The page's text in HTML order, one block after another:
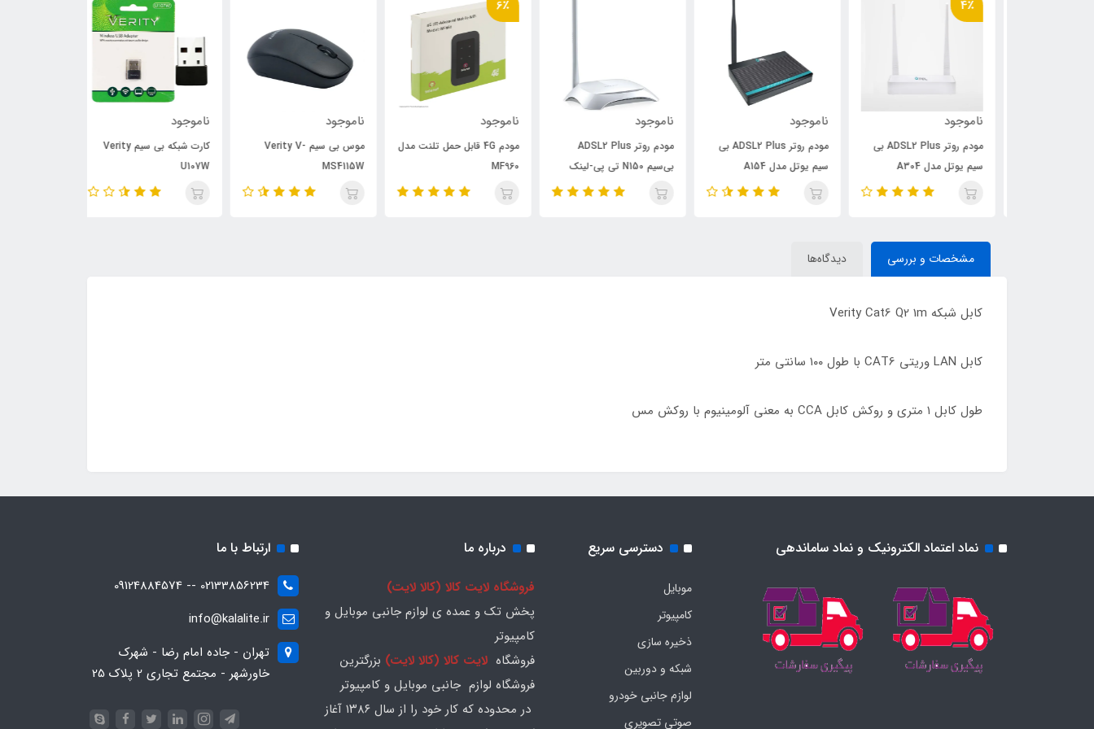
4٪
ناموجود
مودم روتر ADSL2 Plus بی
سیم یوتل مدل A304
ناموجود
مودم روتر ADSL2 Plus بی
سیم یوتل مدل A154
ناموجود
مودم روتر ADSL2 Plus
بی‌سیم N150 تی پی-لینک
مدل TD-W8151N
6٪
ناموجود
مودم 4G قابل حمل تلنت مدل
MF960
ناموجود
موس بی سیم Verity V-
MS4115W
ناموجود
کارت شبکه بی سیم Verity
U107W
مشخصات و بررسی دیدگاه‌ها
کابل شبکه Verity Cat6 Q2 1m
کابل LAN وریتی CAT6 با طول ۱۰۰ سانتی متر
طول کابل ۱ متری و روکش کابل CCA به معنی آلومینیوم با روکش مس
نماد اعتماد الکترونیک و نماد ساماندهی دسترسی سریع
موبایل
کامپیوتر
ذخیره سازی
شبکه و دوربین
لوازم جانبی خودرو
صوتی تصویری
درباره ما
فروشگاه لایت کالا (کالا لایت)
پخش تک و عمده ی لوازم جانبی موبایل و
کامپیوتر
فروشگاه لایت کالا (کالا لایت) بزرگترین
فروشگاه لوازم جانبی موبایل و کامپیوتر
در محدوده که کار خود را از سال ۱۳۸۶ آغاز
ارتباط با ما
02133856234 -- 09124884574
info@kalalite.ir
تهران - جاده امام رضا - شهرک
خاورشهر - مجتمع تجاری 2 پلاک 25